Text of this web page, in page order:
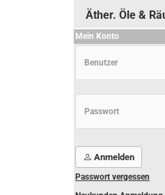
Äther. Öle &
Mein Konto
Anmelden
Passwort vergessen